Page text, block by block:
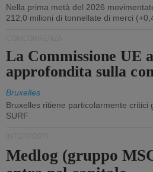
Nella prima metà del 2026
212,0 milioni di tonnellate di merci
La Commissione UE
approfondita sulla
Bruxelles
Bruxelles ritiene particolarmente
SURF
Medlog (gruppo